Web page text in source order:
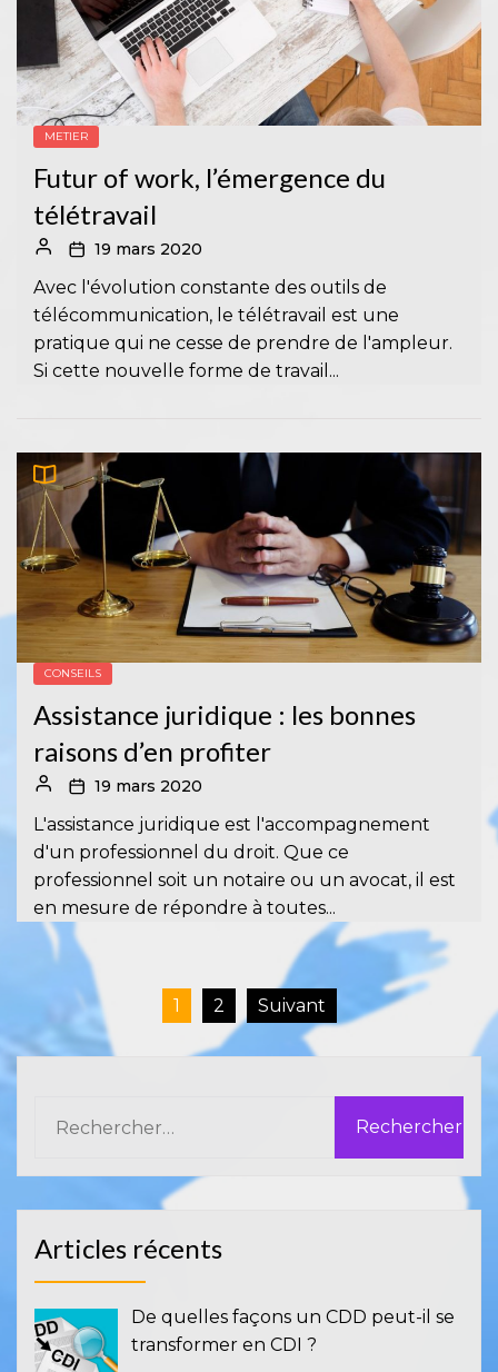
METIER
Futur of work, l’émergence du
télétravail
19 mars 2020
Avec l'évolution constante des outils de
télécommunication, le télétravail est une
pratique qui ne cesse de prendre de l'ampleur.
Si cette nouvelle forme de travail...
CONSEILS
Assistance juridique : les bonnes
raisons d’en profiter
19 mars 2020
L'assistance juridique est l'accompagnement
d'un professionnel du droit. Que ce
professionnel soit un notaire ou un avocat, il est
en mesure de répondre à toutes...
Pagination
des
publications
1 2 Suivant
Articles récents
De quelles façons un CDD peut-il se
transformer en CDI ?